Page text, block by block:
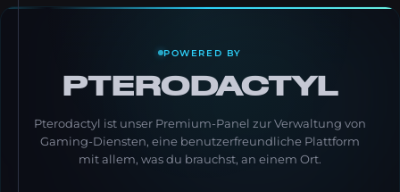
POWERED BY
PTERODACTYL
Pterodactyl ist unser Premium-Panel zur Verwaltung von
Gaming-Diensten, eine benutzerfreundliche Plattform
mit allem, was du brauchst, an einem Ort.